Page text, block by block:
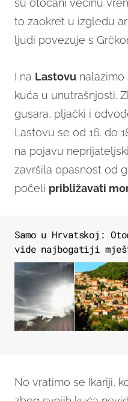
su otočani većinu
to zaokret u izgledu
ljudi povezuje s
I na Lastovu nalazimo
kuća u unutrašnjosti.
gusara, pljački i
Lastovu se od 16. do
na pojavu
završila opasnost od
počeli približavati
Samo u Hrvatskoj:
vide najbogatiji
No vratimo se Ikariji,